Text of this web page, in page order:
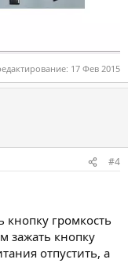
17 Фев 2015
#4
громкость
зажать кнопку
отпустить, а